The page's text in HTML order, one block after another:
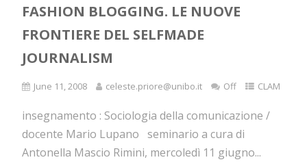
FASHION BLOGGING. LE NUOVE
FRONTIERE DEL SELFMADE
JOURNALISM
June 11, 2008 celeste.priore@unibo.it Off CLAM
insegnamento : Sociologia della comunicazione /
docente Mario Lupano seminario a cura di
Antonella Mascio Rimini, mercoledì 11 giugno...